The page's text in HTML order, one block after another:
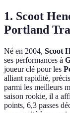
1. Scoot
Portland
Né en 2004, Scoot
ses performances à
joueur clé pour les
alliant rapidité,
parmi les meilleurs
saison rookie, il a
points, 6,3 passes